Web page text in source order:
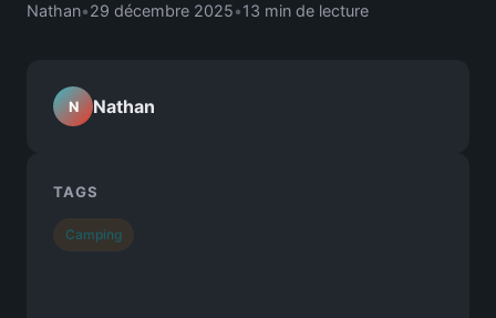
Nathan•29 décembre 2025•13 min de lecture
N Nathan
TAGS
Camping